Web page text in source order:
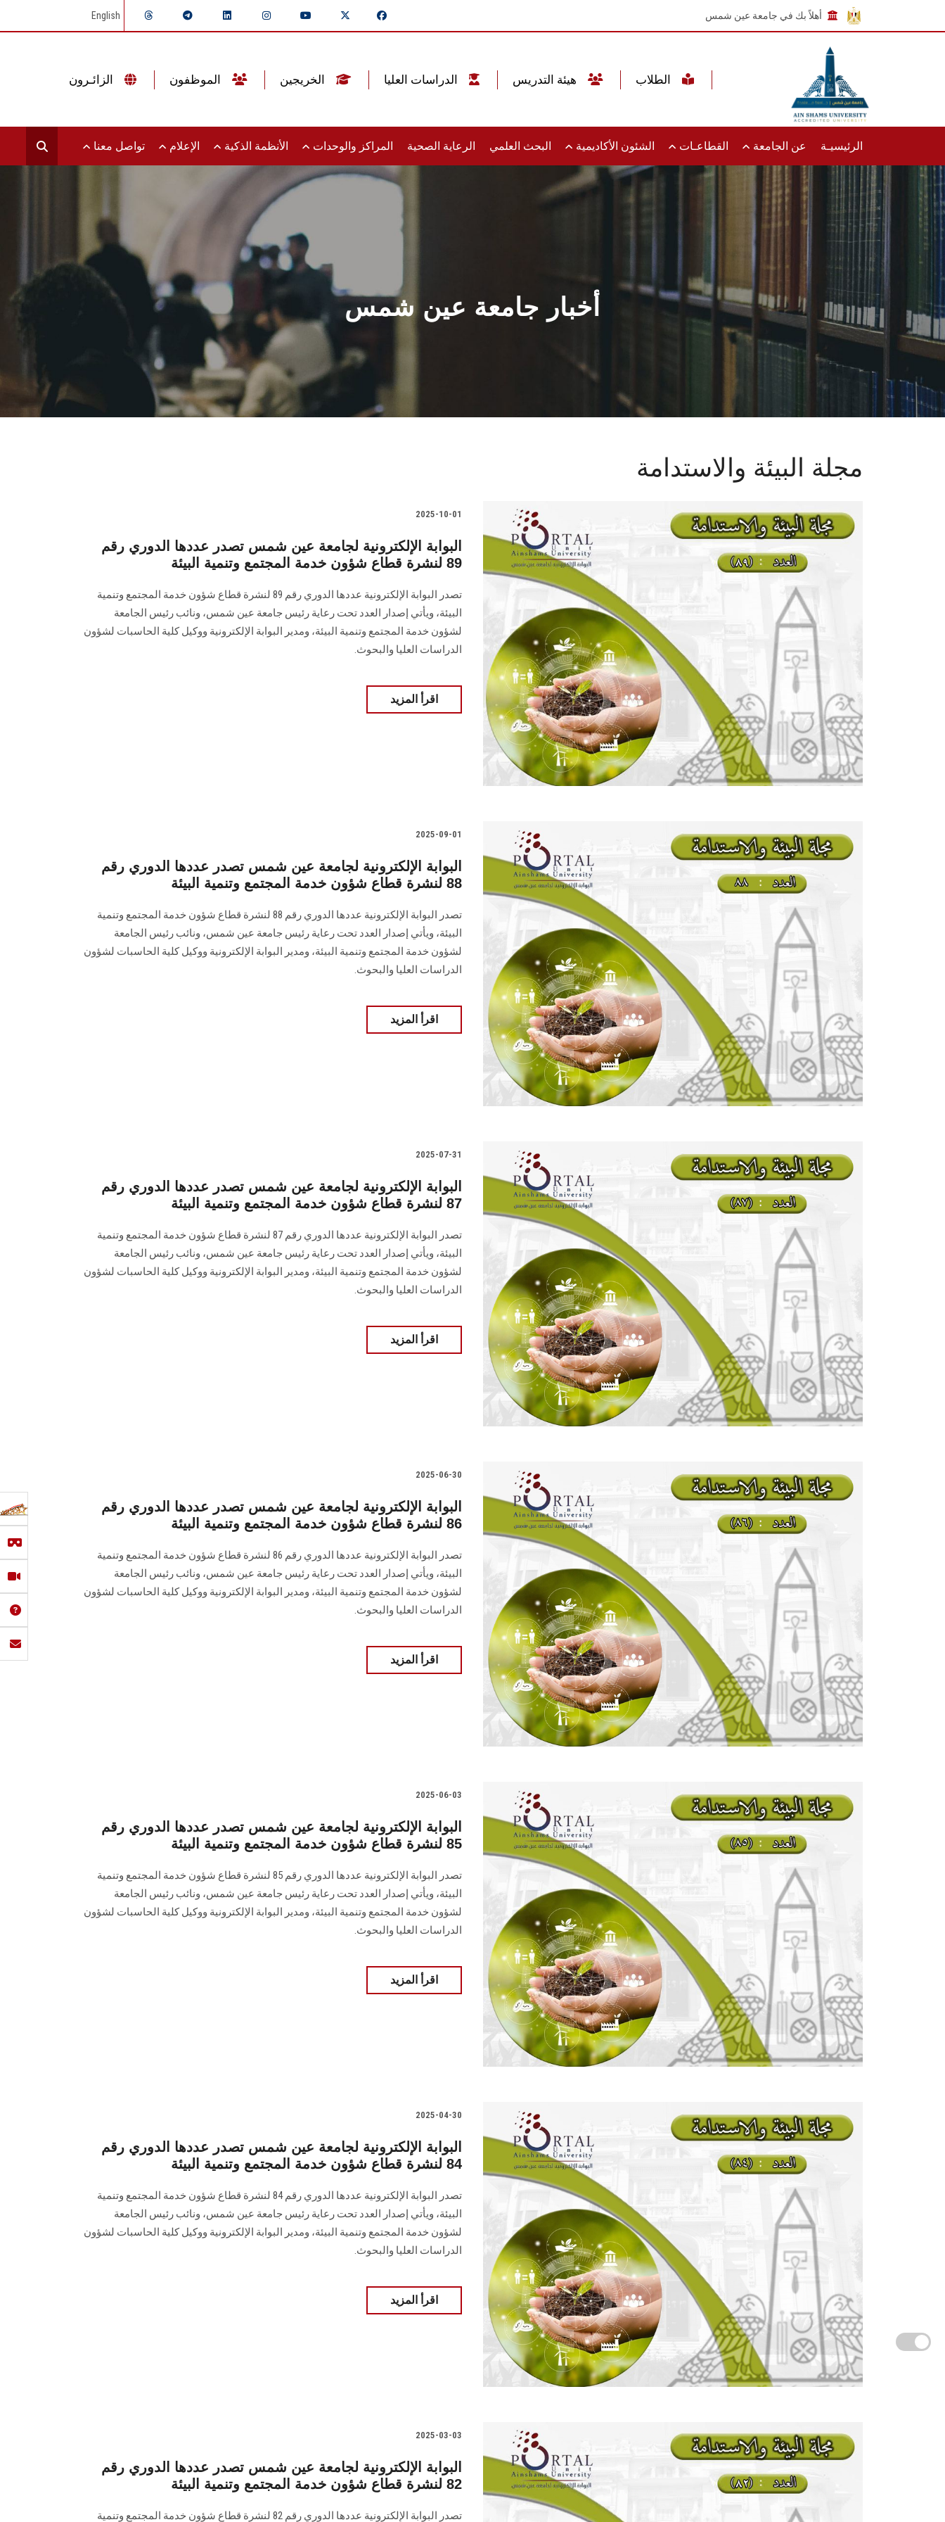
أهلاً بك في جامعة عين شمس English
الرئيسيـة عن الجامعة القطاعـات الشئون الأكاديمية البحث العلمي الرعاية الصحية المراكز والوحدات الأنظمة الذكية الإعلام تواصل معنا
أخبار جامعة عين شمس
مجلة البيئة والاستدامة
2025-10-01
البوابة الإلكترونية لجامعة عين شمس تصدر عددها الدوري رقم
89 لنشرة قطاع شؤون خدمة المجتمع وتنمية البيئة
تصدر البوابة الإلكترونية عددها الدوري رقم 89 لنشرة قطاع شؤون خدمة ‏المجتمع وتنمية
البيئة‎، ويأتي إصدار العدد تحت رعاية رئيس جامعة عين شمس، ونائب رئيس الجامعة
لشؤون خدمة المجتمع وتنمية البيئة، و‏مدير البوابة الإلكترونية ووكيل كلية الحاسبات لشؤون
الدراسات العليا ‏والبحوث‎.‎
اقرأ المزيد
2025-09-01
البوابة الإلكترونية لجامعة عين شمس تصدر عددها الدوري رقم
88 لنشرة قطاع شؤون خدمة المجتمع وتنمية البيئة
تصدر البوابة الإلكترونية عددها الدوري رقم 88 لنشرة قطاع شؤون خدمة ‏المجتمع وتنمية
البيئة‎، ويأتي إصدار العدد تحت رعاية رئيس جامعة عين شمس، ونائب رئيس الجامعة
لشؤون خدمة المجتمع وتنمية البيئة، و‏مدير البوابة الإلكترونية ووكيل كلية الحاسبات لشؤون
الدراسات العليا ‏والبحوث‎.‎
اقرأ المزيد
2025-07-31
البوابة الإلكترونية لجامعة عين شمس تصدر عددها الدوري رقم
87 لنشرة قطاع شؤون خدمة المجتمع وتنمية البيئة
تصدر البوابة الإلكترونية عددها الدوري رقم 87 لنشرة قطاع شؤون خدمة ‏المجتمع وتنمية
البيئة‎، ويأتي إصدار العدد تحت رعاية رئيس جامعة عين شمس، ونائب رئيس الجامعة
لشؤون خدمة المجتمع وتنمية البيئة، و‏مدير البوابة الإلكترونية ووكيل كلية الحاسبات لشؤون
الدراسات العليا ‏والبحوث‎.‎
اقرأ المزيد
2025-06-30
البوابة الإلكترونية لجامعة عين شمس تصدر عددها الدوري رقم
86 لنشرة قطاع شؤون خدمة المجتمع وتنمية البيئة
تصدر البوابة الإلكترونية عددها الدوري رقم 86 لنشرة قطاع شؤون خدمة ‏المجتمع وتنمية
البيئة‎، ويأتي إصدار العدد تحت رعاية رئيس جامعة عين شمس، ونائب رئيس الجامعة
لشؤون خدمة المجتمع وتنمية البيئة، و‏مدير البوابة الإلكترونية ووكيل كلية الحاسبات لشؤون
الدراسات العليا ‏والبحوث‎.‎
اقرأ المزيد
2025-06-03
البوابة الإلكترونية لجامعة عين شمس تصدر عددها الدوري رقم
85 لنشرة قطاع شؤون خدمة المجتمع وتنمية البيئة
تصدر البوابة الإلكترونية عددها الدوري رقم 85 لنشرة قطاع شؤون خدمة ‏المجتمع وتنمية
البيئة‎، ويأتي إصدار العدد تحت رعاية رئيس جامعة عين شمس، ونائب رئيس الجامعة
لشؤون خدمة المجتمع وتنمية البيئة، و‏مدير البوابة الإلكترونية ووكيل كلية الحاسبات لشؤون
الدراسات العليا ‏والبحوث‎.‎
اقرأ المزيد
2025-04-30
البوابة الإلكترونية لجامعة عين شمس تصدر عددها الدوري رقم
84 لنشرة قطاع شؤون خدمة المجتمع وتنمية البيئة
تصدر البوابة الإلكترونية عددها الدوري رقم 84 لنشرة قطاع شؤون خدمة ‏المجتمع وتنمية
البيئة‎، ويأتي إصدار العدد تحت رعاية رئيس جامعة عين شمس، ونائب رئيس الجامعة
لشؤون خدمة المجتمع وتنمية البيئة، و‏مدير البوابة الإلكترونية ووكيل كلية الحاسبات لشؤون
الدراسات العليا ‏والبحوث‎.‎
اقرأ المزيد
2025-03-03
البوابة الإلكترونية لجامعة عين شمس تصدر عددها الدوري رقم
82 لنشرة قطاع شؤون خدمة المجتمع وتنمية البيئة
تصدر البوابة الإلكترونية عددها الدوري رقم 82 لنشرة قطاع شؤون خدمة ‏المجتمع وتنمية